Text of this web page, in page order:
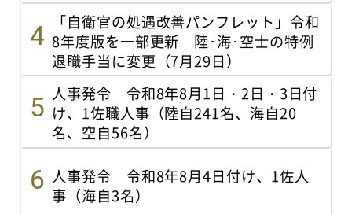
「自衛官の処遇改善パンフレット」令和
8年度版を一部更新 陸･海･空士の特例
退職手当に変更（7月29日）
人事発令 令和8年8月1日・2日・3日付
け、1佐職人事（陸自241名、海自20
名、空自56名）
人事発令 令和8年8月4日付け、1佐人
事（海自3名）